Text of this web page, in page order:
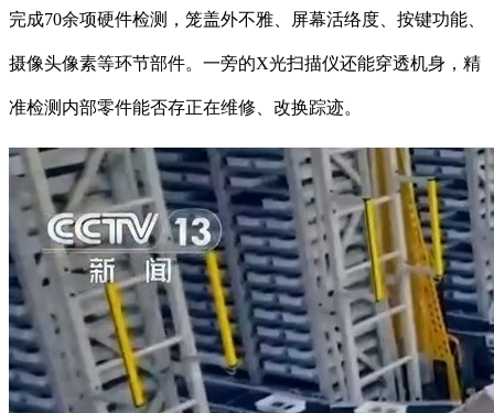
完成70余项硬件检测，笼盖外不雅、屏幕活络度、按键功能、
摄像头像素等环节部件。一旁的X光扫描仪还能穿透机身，精
准检测内部零件能否存正在维修、改换踪迹。